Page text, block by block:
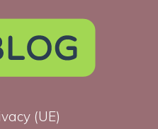
(UE)